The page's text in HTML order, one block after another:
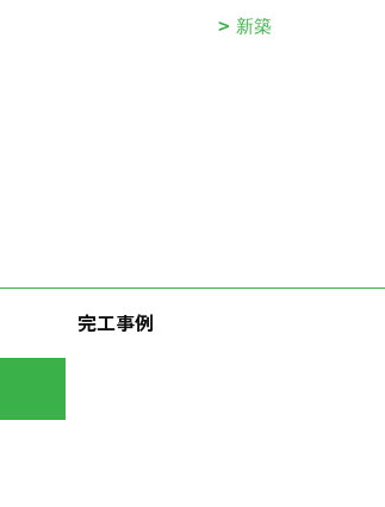
新築
完工事例